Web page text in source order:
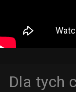
Dla tych